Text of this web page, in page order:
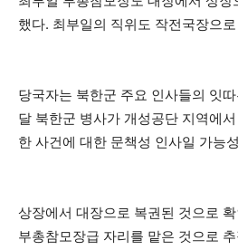
했다. 최부일의 직위도 작전국장으
당국자는 북한군 주요 인사들의 잇
달 북한군 병사가 개성공단 지역에
한 사건에 대한 문책성 인사일 가능
상장에서 대장으로 복권된 것으로
부총참모장급 자리를 맡은 것으로